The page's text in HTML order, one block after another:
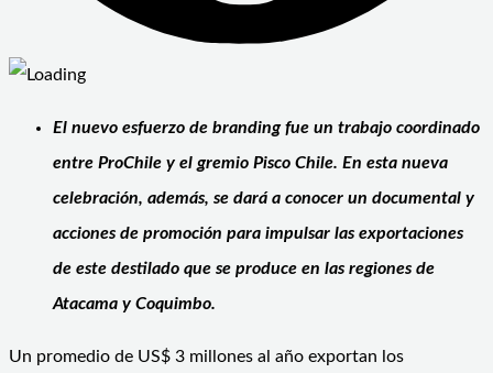
El nuevo esfuerzo de branding fue un trabajo coordinado
entre ProChile y el gremio Pisco Chile. En esta nueva
celebración, además, se dará a conocer un documental y
acciones de promoción para impulsar las exportaciones
de este destilado que se produce en las regiones de
Atacama y Coquimbo.
Un promedio de US$ 3 millones al año exportan los